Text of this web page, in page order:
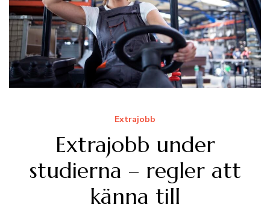
Extrajobb
Extrajobb under
studierna – regler att
känna till